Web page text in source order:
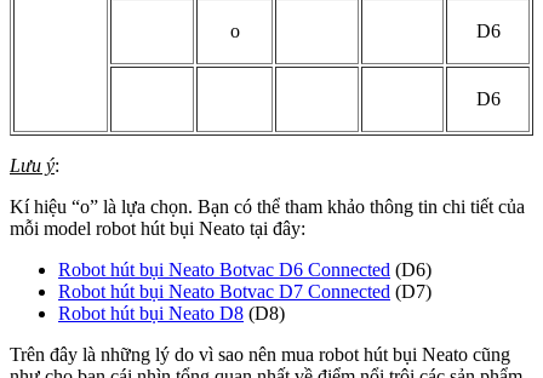
o D6
D6
Lưu ý:
Kí hiệu “o” là lựa chọn. Bạn có thể tham khảo thông tin chi tiết của
mỗi model robot hút bụi Neato tại đây:
Robot hút bụi Neato Botvac D6 Connected (D6)
Robot hút bụi Neato Botvac D7 Connected (D7)
Robot hút bụi Neato D8 (D8)
Trên đây là những lý do vì sao nên mua robot hút bụi Neato cũng